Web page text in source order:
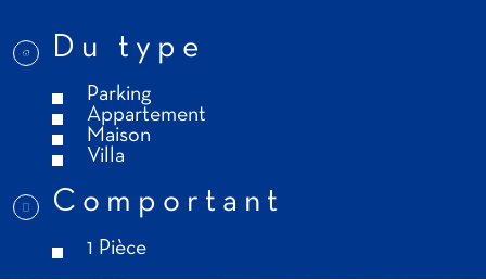
Du type
Parking
Appartement
Maison
Villa
Comportant
1 Pièce